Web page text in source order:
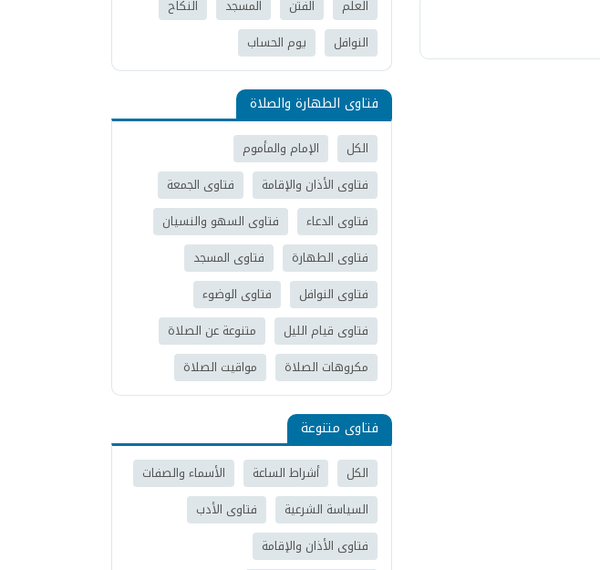
العلم
الفتن المسجد
النكاح
النوافل
يوم الحساب
فتاوى الطهارة والصلاة
الكل
الإمام والمأموم
فتاوى الأذان والإقامة
فتاوى الجمعة
فتاوى الدعاء
فتاوى السهو والنسيان
فتاوى الطهارة
فتاوى المسجد
فتاوى النوافل
فتاوى الوضوء
فتاوى قيام الليل
متنوعة عن الصلاة
مكروهات الصلاة
مواقيت الصلاة
فتاوى متنوعة
الكل أشراط الساعة
الأسماء والصفات
السياسة الشرعية
فتاوى الأدب
فتاوى الأذان والإقامة